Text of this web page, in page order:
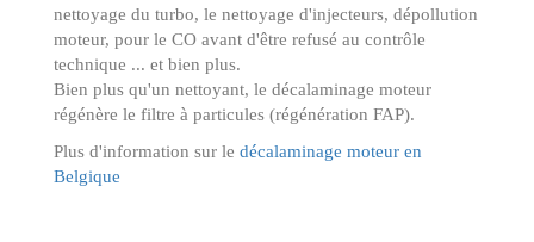
nettoyage du turbo, le nettoyage d'injecteurs, dépollution
moteur, pour le CO avant d'être refusé au contrôle
technique ... et bien plus.
Bien plus qu'un nettoyant, le décalaminage moteur
régénère le filtre à particules (régénération FAP).
Plus d'information sur le décalaminage moteur en
Belgique